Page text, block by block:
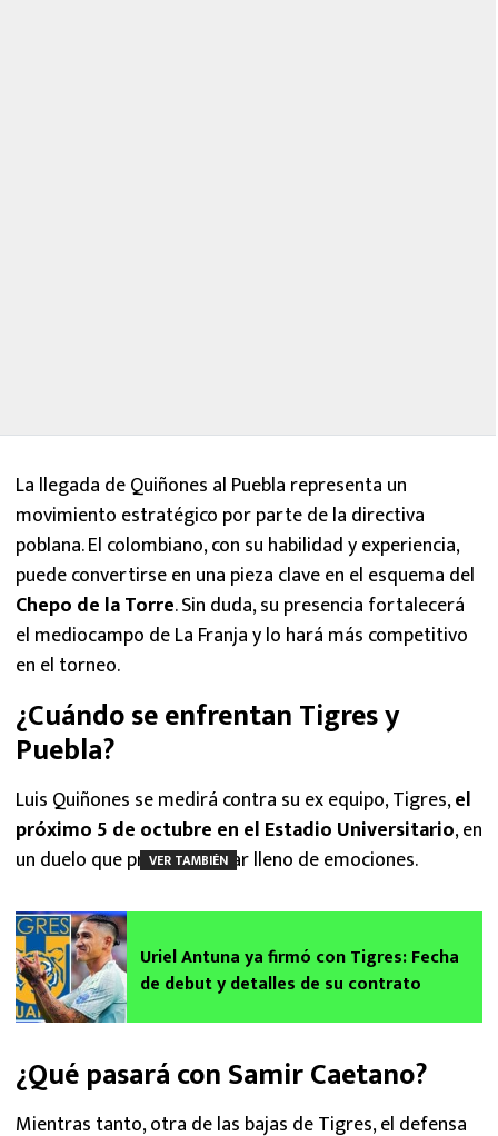
La llegada de Quiñones al Puebla representa un
movimiento estratégico por parte de la directiva
poblana. El colombiano, con su habilidad y experiencia,
puede convertirse en una pieza clave en el esquema del
Chepo de la Torre. Sin duda, su presencia fortalecerá
el mediocampo de La Franja y lo hará más competitivo
en el torneo.
¿Cuándo se enfrentan Tigres y
Puebla?
Luis Quiñones se medirá contra su ex equipo, Tigres,el
próximo 5 de octubre en el Estadio Universitario, en
un duelo que promete estar lleno de emociones.
VER TAMBIÉN
Uriel Antuna ya firmó con Tigres: Fecha
de debut y detalles de su contrato
¿Qué pasará con Samir Caetano?
Mientras tanto, otra de las bajas de Tigres, el defensa